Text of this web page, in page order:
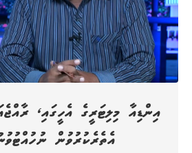
އިންޑިއާ މިލިޓަރީގެ އެހީގައި،
އެތެރެކުރުވުން